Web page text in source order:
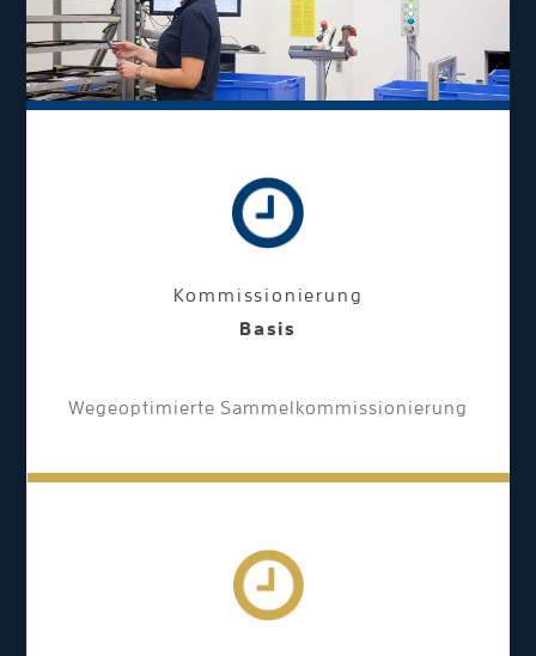
Kommissionierung
Basis
Wegeoptimierte Sammelkommissionierung